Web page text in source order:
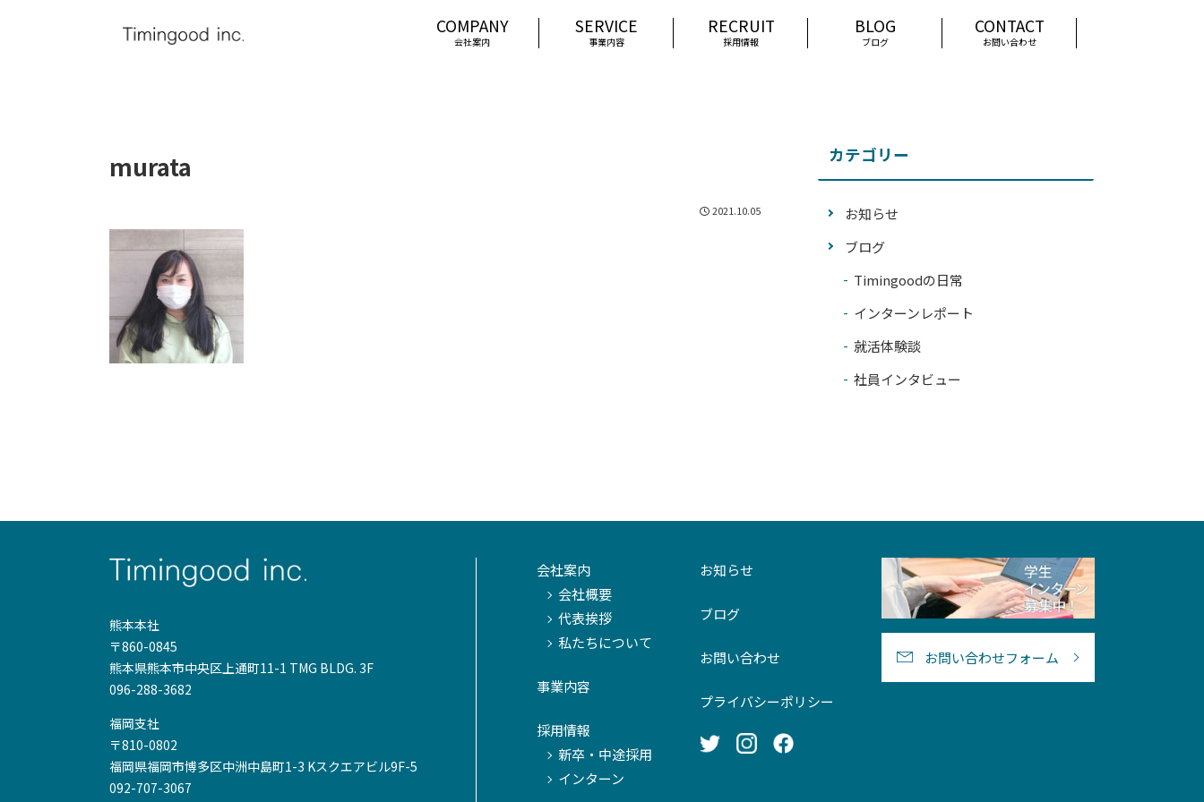
会社案内 事業内容 採用情報 ブログ お問い合わせ
murata
2021.10.05
カテゴリー
お知らせ
ブログ
Timingoodの日常
インターンレポート
就活体験談
社員インタビュー
熊本本社
〒860-0845
熊本県熊本市中央区上通町11-1 TMG BLDG. 3F
096-288-3682
福岡支社
〒810-0802
福岡県福岡市博多区中洲中島町1-3 Kスクエアビル9F-5
092-707-3067
会社案内
会社概要
代表挨拶
私たちについて
事業内容
採用情報
新卒・中途採用
インターン
お知らせ
ブログ
お問い合わせ
プライバシーポリシー
お問い合わせフォーム